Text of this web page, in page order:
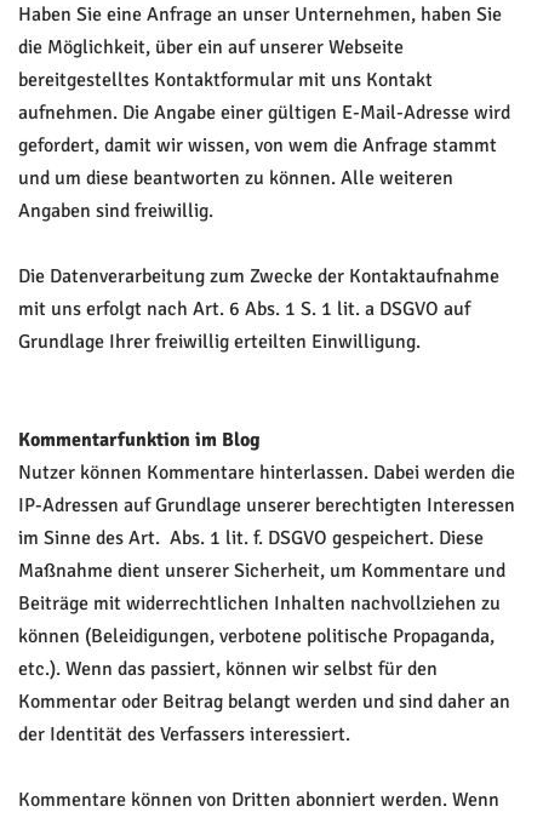
Haben Sie eine Anfrage an unser Unternehmen, haben Sie
die Möglichkeit, über ein auf unserer Webseite
bereitgestelltes Kontaktformular mit uns Kontakt
aufnehmen. Die Angabe einer gültigen E-Mail-Adresse wird
gefordert, damit wir wissen, von wem die Anfrage stammt
und um diese beantworten zu können. Alle weiteren
Angaben sind freiwillig.
Die Datenverarbeitung zum Zwecke der Kontaktaufnahme
mit uns erfolgt nach Art. 6 Abs. 1 S. 1 lit. a DSGVO auf
Grundlage Ihrer freiwillig erteilten Einwilligung.
Kommentarfunktion im Blog
Nutzer können Kommentare hinterlassen. Dabei werden die
IP-Adressen auf Grundlage unserer berechtigten Interessen
im Sinne des Art. Abs. 1 lit. f. DSGVO gespeichert. Diese
Maßnahme dient unserer Sicherheit, um Kommentare und
Beiträge mit widerrechtlichen Inhalten nachvollziehen zu
können (Beleidigungen, verbotene politische Propaganda,
etc.). Wenn das passiert, können wir selbst für den
Kommentar oder Beitrag belangt werden und sind daher an
der Identität des Verfassers interessiert.
Kommentare können von Dritten abonniert werden. Wenn